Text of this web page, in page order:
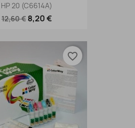
HP 20 (C6614A)
12,60 € 8,20 €
favorite_border